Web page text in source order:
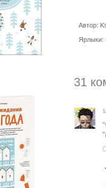
Автор:
Ярлыки:
31